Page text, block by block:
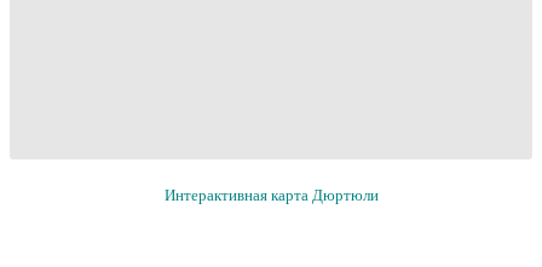
Интерактивная карта Дюртюли